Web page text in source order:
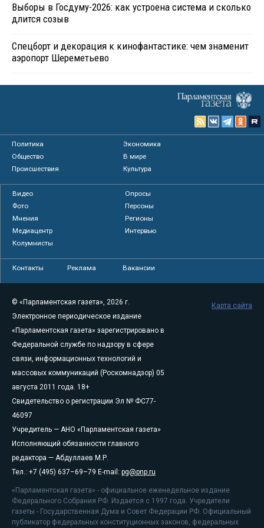
Выборы в Госдуму-2026: как устроена система и сколько
длится созыв
Спецборт и декорация к кинофантастике: чем знаменит
аэропорт Шереметьево
Политика
Экономика
Общество
В мире
Происшествия
Культура
Видео
Опросы
Фото
Персоны
Мнения
Регионы
Медиацентр
Интервью
Колумнисты
Контакты Реклама Вакансии
© «Парламентская газета», 2026 г.
Электронное периодическое издание
«Парламентская газета» зарегистрировано в
Федеральной службе по надзору в сфере
связи, информационных технологий и
массовых коммуникаций (Роскомнадзор) 05
августа 2011 года. 18+
Свидетельство о регистрации Эл № ФС77-
46097
Учредитель — АНО «Парламентская газета»
Исполняющий обязанности главного
редактора — Абдуллаев М.Р.
Тел.: +7 (495) 637–69–79 E-mail: pg@pnp.ru
«Парламентская газета» - официальное еженедельное издание
Федерального Собрания РФ. Издается с 1997 года. Учредители
газеты - Государственная Дума и Совет Федерации РФ. Официальный
публикатор федеральных конституционных законов, федеральных
Карта сайта